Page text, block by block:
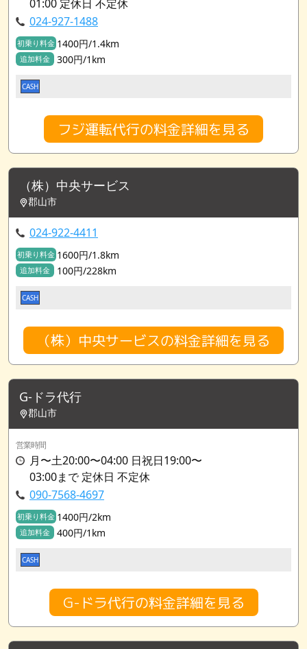
01:00 定休日 不定休
024-927-1488
初乗り料金 1400円/1.4km
追加料金 300円/1km
CASH
フジ運転代行の料金詳細を見る
（株）中央サービス
郡山市
024-922-4411
初乗り料金 1600円/1.8km
追加料金 100円/228km
CASH
（株）中央サービスの料金詳細を見る
G-ドラ代行
郡山市
営業時間
月〜土20:00〜04:00 日祝日19:00〜
03:00まで 定休日 不定休
090-7568-4697
初乗り料金 1400円/2km
追加料金 400円/1km
CASH
G-ドラ代行の料金詳細を見る